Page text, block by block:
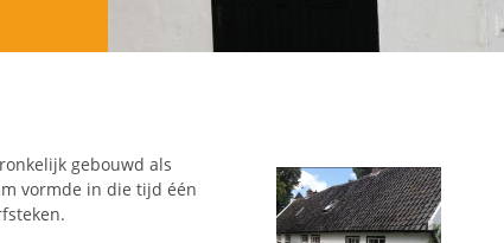
gebouwd als
vormde in die tijd één